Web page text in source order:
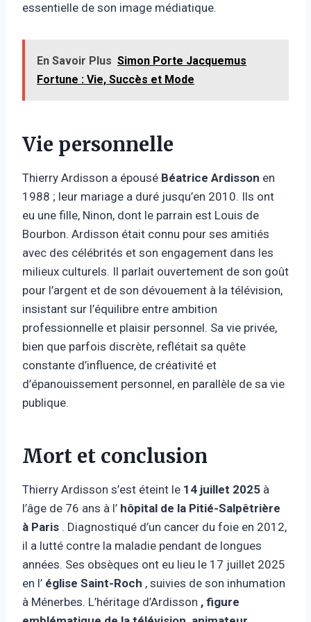
essentielle de son image médiatique.
En Savoir Plus Simon Porte Jacquemus
Fortune : Vie, Succès et Mode
Vie personnelle
Thierry Ardisson a épousé Béatrice Ardisson en
1988 ; leur mariage a duré jusqu’en 2010. Ils ont
eu une fille, Ninon, dont le parrain est Louis de
Bourbon. Ardisson était connu pour ses amitiés
avec des célébrités et son engagement dans les
milieux culturels. Il parlait ouvertement de son goût
pour l’argent et de son dévouement à la télévision,
insistant sur l’équilibre entre ambition
professionnelle et plaisir personnel. Sa vie privée,
bien que parfois discrète, reflétait sa quête
constante d’influence, de créativité et
d’épanouissement personnel, en parallèle de sa vie
publique.
Mort et conclusion
Thierry Ardisson s’est éteint le 14 juillet 2025 à
l’âge de 76 ans à l’ hôpital de la Pitié-Salpêtrière
à Paris . Diagnostiqué d’un cancer du foie en 2012,
il a lutté contre la maladie pendant de longues
années. Ses obsèques ont eu lieu le 17 juillet 2025
en l’ église Saint-Roch , suivies de son inhumation
à Ménerbes. L’héritage d’Ardisson , figure